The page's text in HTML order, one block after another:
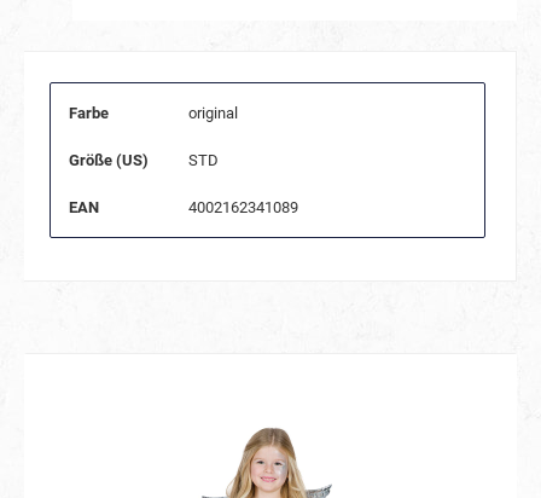
Farbe original
Größe (US) STD
EAN 4002162341089